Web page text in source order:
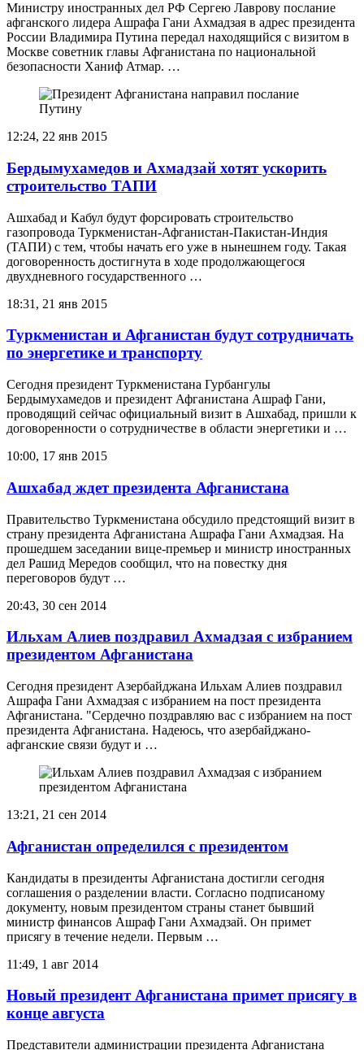
Министру иностранных дел РФ Сергею Лаврову послание
афганского лидера Ашрафа Гани Ахмадзая в адрес президента
России Владимира Путина передал находящийся с визитом в
Москве советник главы Афганистана по национальной
безопасности Ханиф Атмар. …
12:24, 22 янв 2015
Бердымухамедов и Ахмадзай хотят ускорить
строительство ТАПИ
Ашхабад и Кабул будут форсировать строительство
газопровода Туркменистан-Афганистан-Пакистан-Индия
(ТАПИ) с тем, чтобы начать его уже в нынешнем году. Такая
договоренность достигнута в ходе продолжающегося
двухдневного государственного …
18:31, 21 янв 2015
Туркменистан и Афганистан будут сотрудничать
по энергетике и транспорту
Сегодня президент Туркменистана Гурбангулы
Бердымухамедов и президент Афганистана Ашраф Гани,
проводящий сейчас официальный визит в Ашхабад, пришли к
договоренности о сотрудничестве в области энергетики и …
10:00, 17 янв 2015
Ашхабад ждет президента Афганистана
Правительство Туркменистана обсудило предстоящий визит в
страну президента Афганистана Ашрафа Гани Ахмадзая. На
прошедшем заседании вице-премьер и министр иностранных
дел Рашид Мередов сообщил, что на повестку дня
переговоров будут …
20:43, 30 сен 2014
Ильхам Алиев поздравил Ахмадзая с избранием
президентом Афганистана
Сегодня президент Азербайджана Ильхам Алиев поздравил
Ашрафа Гани Ахмадзая с избранием на пост президента
Афганистана. "Сердечно поздравляю вас с избранием на пост
президента Афганистана. Надеюсь, что азербайджано-
афганские связи будут и …
13:21, 21 сен 2014
Афганистан определился с президентом
Кандидаты в президенты Афганистана достигли сегодня
соглашения о разделении власти. Согласно подписаному
документу, новым президентом страны станет бывший
министр финансов Ашраф Гани Ахмадзай. Он примет
присягу в течение недели. Первым …
11:49, 1 авг 2014
Новый президент Афганистана примет присягу в
конце августа
Представители администрации президента Афганистана